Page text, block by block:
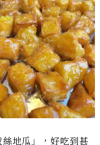
地瓜」，好吃到甚